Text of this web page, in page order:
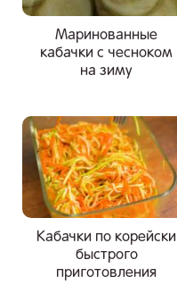
Маринованные
кабачки с чесноком
на зиму
Кабачки по корейски
быстрого
приготовления